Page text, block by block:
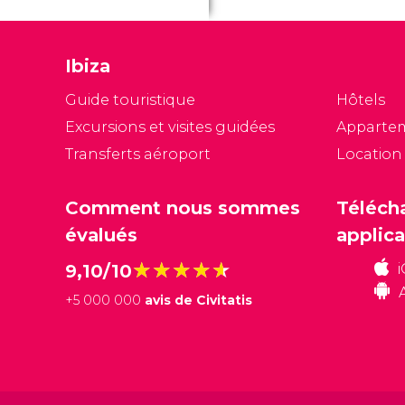
Ibiza
Guide touristique
Excursions et visites guidées
Transferts aéroport
Hôtels
Comment nous sommes
évalués
9,10/10★★★★★
★★★★★
+5 000 000 avis de Civitatis